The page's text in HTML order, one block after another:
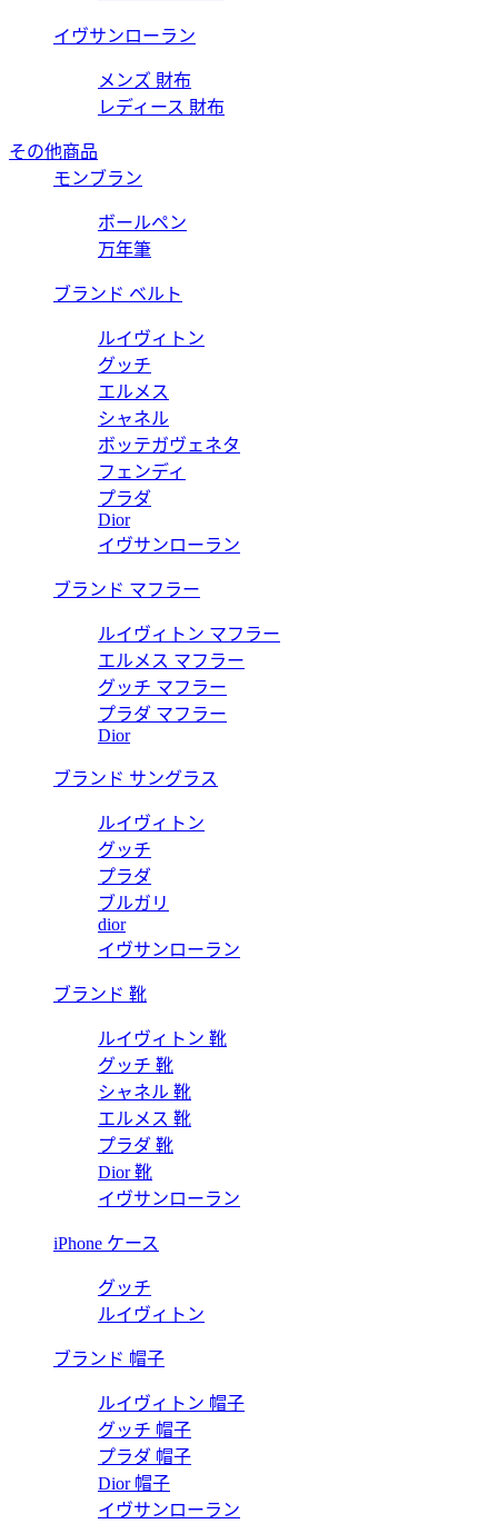
イヴサンローラン
メンズ 財布
レディース 財布
その他商品
モンブラン
ボールペン
万年筆
ブランド ベルト
ルイヴィトン
グッチ
エルメス
シャネル
ボッテガヴェネタ
フェンディ
プラダ
Dior
イヴサンローラン
ブランド マフラー
ルイヴィトン マフラー
エルメス マフラー
グッチ マフラー
プラダ マフラー
Dior
ブランド サングラス
ルイヴィトン
グッチ
プラダ
ブルガリ
dior
イヴサンローラン
ブランド 靴
ルイヴィトン 靴
グッチ 靴
シャネル 靴
エルメス 靴
プラダ 靴
Dior 靴
イヴサンローラン
iPhone ケース
グッチ
ルイヴィトン
ブランド 帽子
ルイヴィトン 帽子
グッチ 帽子
プラダ 帽子
Dior 帽子
イヴサンローラン